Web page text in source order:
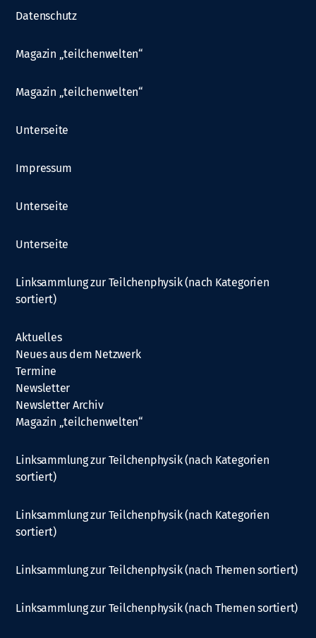
Datenschutz
Magazin „teilchenwelten“
Magazin „teilchenwelten“
Unterseite
Impressum
Unterseite
Unterseite
Linksammlung zur Teilchenphysik (nach Kategorien
sortiert)
Aktuelles
Neues aus dem Netzwerk
Termine
Newsletter
Newsletter Archiv
Magazin „teilchenwelten“
Linksammlung zur Teilchenphysik (nach Kategorien
sortiert)
Linksammlung zur Teilchenphysik (nach Kategorien
sortiert)
Linksammlung zur Teilchenphysik (nach Themen sortiert)
Linksammlung zur Teilchenphysik (nach Themen sortiert)